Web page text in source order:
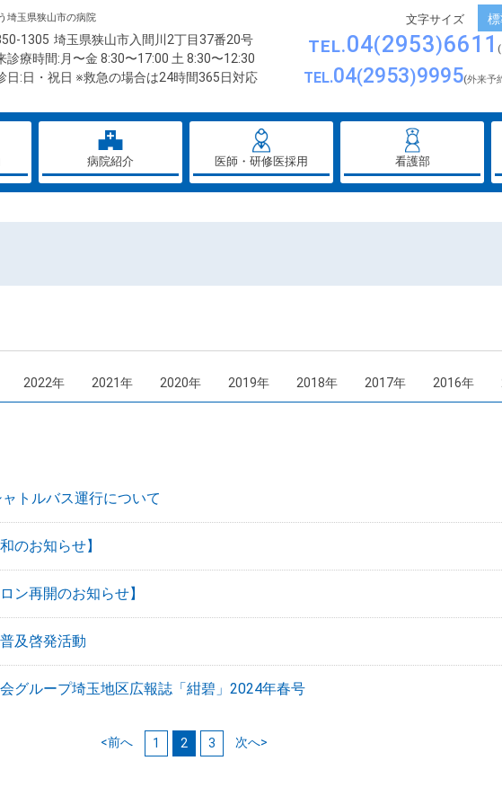
埼玉県狭山市の病院
1305 埼玉県狭山市入間川2丁目37番20号
診療時間:月〜金 8:30〜17:00 土 8:30〜12:30
日:日・祝日 ※救急の場合は24時間365日対応
TEL.04 2953 6611
TEL.04 2953 9995(外来予
病院紹介 医師・研修医採用 看護部
2022年 2021年 2020年 2019年 2018年 2017年 2016年
ャトルバス運行について
のお知らせ】
ン再開のお知らせ】
及啓発活動
会グループ埼玉地区広報誌「紺碧」2024年春号
<前へ 1 2 3 次へ>